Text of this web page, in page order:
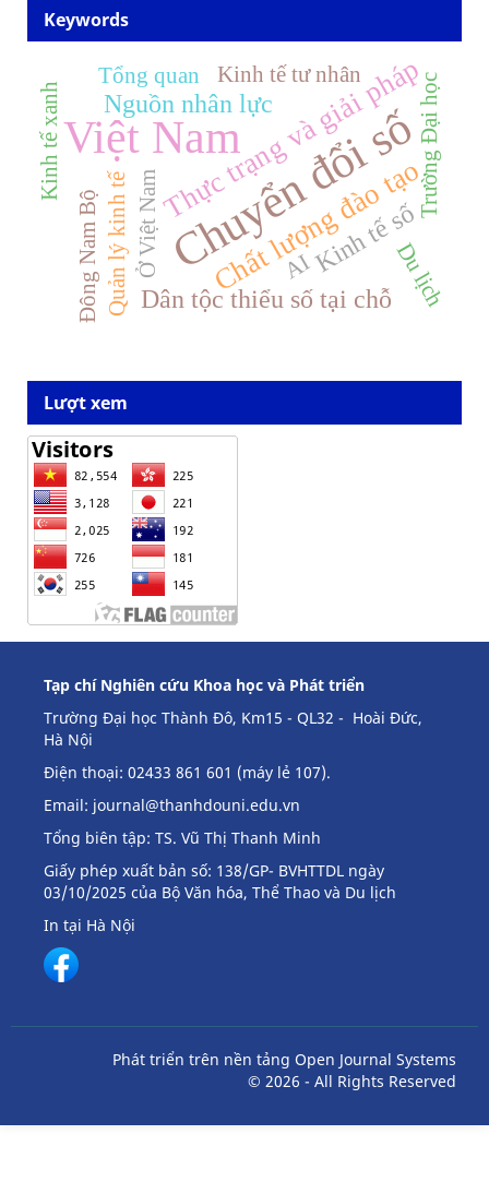
Keywords
Chuyển đổi số
Việt NamThực trạng và giải pháp
Chất lượng đào tạo
Dân tộc thiểu số tại chỗ
Nguồn nhân lực
Kinh tế số
Kinh tế tư nhân
Du lịch
Quản lý kinh tế
Tổng quan Trường Đại học
AI
Kinh tế xanh
Đông Nam Bộ Ở Việt Nam
Lượt xem
Tạp chí Nghiên cứu Khoa học và Phát triển
Trường Đại học Thành Đô, Km15 - QL32 - Hoài Đức,
Hà Nội
Điện thoại: 02433 861 601 (máy lẻ 107).
Email: journal@thanhdouni.edu.vn
Tổng biên tập: TS. Vũ Thị Thanh Minh
Giấy phép xuất bản số: 138/GP- BVHTTDL ngày
03/10/2025 của Bộ Văn hóa, Thể Thao và Du lịch
In tại Hà Nội
Phát triển trên nền tảng Open Journal Systems
© 2026 - All Rights Reserved